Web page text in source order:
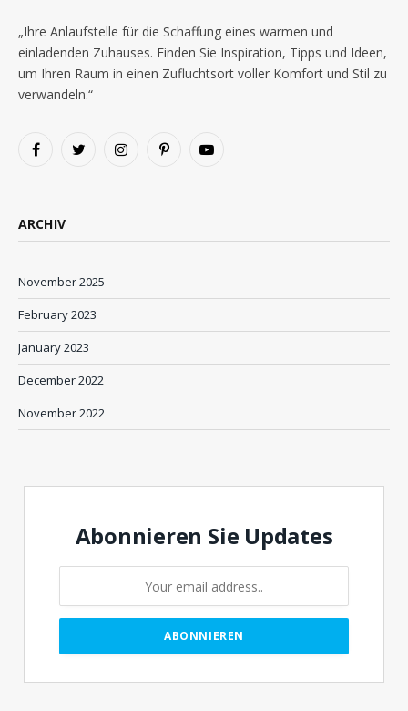
„Ihre Anlaufstelle für die Schaffung eines warmen und
einladenden Zuhauses. Finden Sie Inspiration, Tipps und Ideen,
um Ihren Raum in einen Zufluchtsort voller Komfort und Stil zu
verwandeln.“
FacebookTwitter InstagramPinterestYouTube
ARCHIV
November 2025
February 2023
January 2023
December 2022
November 2022
Abonnieren Sie Updates